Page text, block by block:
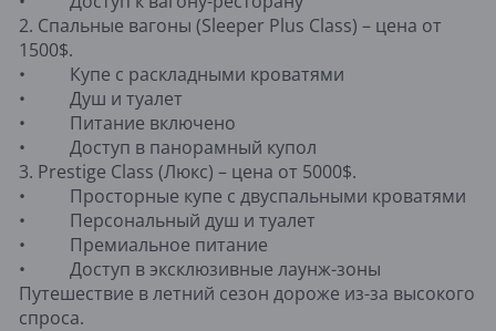
2. Спальные вагоны (Sleeper Plus Class) – цена от
1500$.
• Купе с раскладными кроватями
• Душ и туалет
• Питание включено
• Доступ в панорамный купол
3. Prestige Class (Люкс) – цена от 5000$.
• Просторные купе с двуспальными кроватями
• Персональный душ и туалет
• Премиальное питание
• Доступ в эксклюзивные лаунж-зоны
Путешествие в летний сезон дороже из-за высокого
спроса.